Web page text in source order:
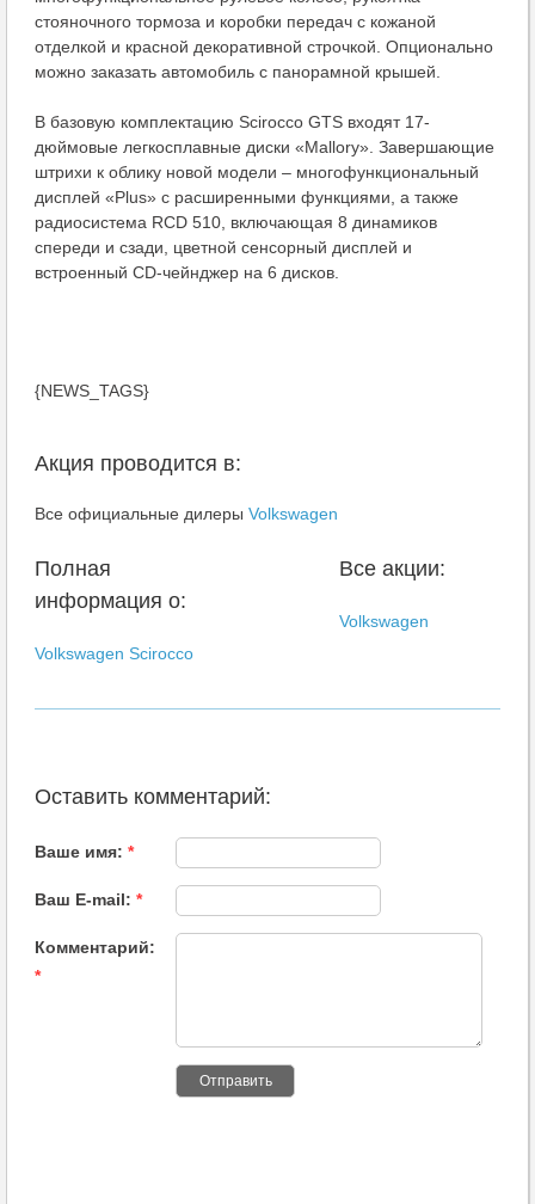
стояночного тормоза и коробки передач с кожаной
отделкой и красной декоративной строчкой. Опционально
можно заказать автомобиль с панорамной крышей.
В базовую комплектацию Scirocco GTS входят 17-
дюймовые легкосплавные диски «Mallory». Завершающие
штрихи к облику новой модели – многофункциональный
дисплей «Plus» с расширенными функциями, а также
радиосистема RCD 510, включающая 8 динамиков
спереди и сзади, цветной сенсорный дисплей и
встроенный CD-чейнджер на 6 дисков.
{NEWS_TAGS}
Акция проводится в:
Все официальные дилеры Volkswagen
Полная
информация о:
Volkswagen Scirocco
Все акции:
Volkswagen
Оставить комментарий:
Ваше имя: *
Ваш E-mail: *
Комментарий:
*
Отправить